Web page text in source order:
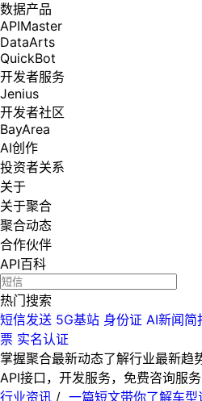
数据产品
APIMaster
DataArts
QuickBot
开发者服务
Jenius
开发者社区
BayArea
AI创作
投资者关系
关于
关于聚合
聚合动态
合作伙伴
API百科
热门搜索
短信发送 5G基站 身份证 AI新闻简
票 实名认证
掌握聚合最新动态了解行业最新趋
API接口，开发服务，免费咨询服务
行业资讯 / 一篇短文带你了解车型